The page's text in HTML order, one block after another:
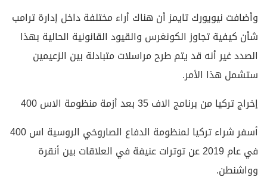
وأضافت نيويورك تايمز أن هناك أراء مختلفة داخل إدارة ترامب
شأن كيفية تجاوز الكونغرس والقيود القانونية الحالية بهذا
الصدد غير أنه قد يتم طرح مراسلات متبادلة بين الزعيمين
ستشمل هذا الأمر.
إخراج تركيا من برنامج الاف 35 بعد أزمة منظومة الاس 400
أسفر شراء تركيا لمنظومة الدفاع الصاروخي الروسية اس 400
في عام 2019 عن توترات عنيفة في العلاقات بين أنقرة
وواشنطن.